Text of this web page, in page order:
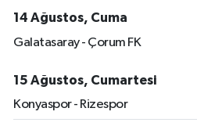
14 Ağustos, Cuma
Galatasaray - Çorum FK
15 Ağustos, Cumartesi
Konyaspor - Rizespor